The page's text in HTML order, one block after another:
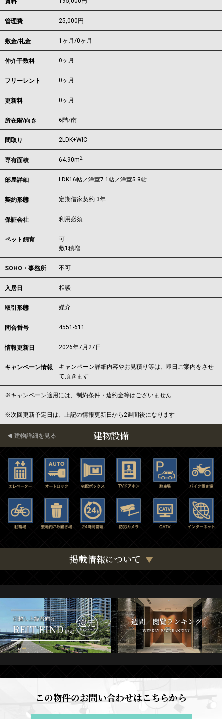
賃料
管理費 25,000円
敷金/礼金 1ヶ月/0ヶ月
仲介手数料 0ヶ月
フリーレント 0ヶ月
更新料 0ヶ月
所在階/向き 6階/南
間取り 2LDK+WIC
専有面積 64.90m2
部屋詳細 LDK16帖／洋室7.1帖／洋室5.3帖
契約形態 定期借家契約 3年
保証会社 利用必須
ペット飼育
可
敷1積増
SOHO・事務所 不可
入居日 相談
取引形態 媒介
問合番号 4551-611
情報更新日 2026年7月27日
キャンペーン情報
キャンペーン詳細内容やお見積り等は、即日ご案内をさせ
て頂きます
※キャンペーン適用には、制約条件・違約金等はございません
※次回更新予定日は、上記の情報更新日から2週間後になります
建物設備
建物詳細を見る
掲載情報について
この物件のお問い合わせはこちらから